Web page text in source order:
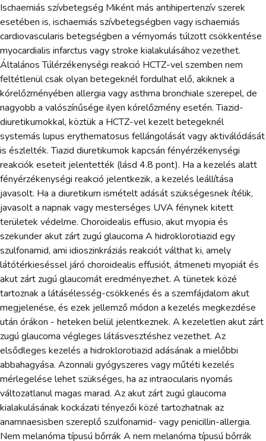
Ischaemiás szívbetegség Miként más antihipertenzív szerek
esetében is, ischaemiás szívbetegségben vagy ischaemiás
cardiovascularis betegségben a vérnyomás túlzott csökkentése
myocardialis infarctus vagy stroke kialakulásához vezethet.
Általános Túlérzékenységi reakció HCTZ-vel szemben nem
feltétlenül csak olyan betegeknél fordulhat elő, akiknek a
kórelőzményében allergia vagy asthma bronchiale szerepel, de
nagyobb a valószínűsége ilyen kórelőzmény esetén. Tiazid-
diuretikumokkal, köztük a HCTZ-vel kezelt betegeknél
systemás lupus erythematosus fellángolását vagy aktiválódását
is észlelték. Tiazid diuretikumok kapcsán fényérzékenységi
reakciók eseteit jelentették (lásd 4.8 pont). Ha a kezelés alatt
fényérzékenységi reakció jelentkezik, a kezelés leállítása
javasolt. Ha a diuretikum ismételt adását szükségesnek ítélik,
javasolt a napnak vagy mesterséges UVA fénynek kitett
területek védelme. Choroidealis effusio, akut myopia és
szekunder akut zárt zugú glaucoma A hidroklorotiazid egy
szulfonamid, ami idioszinkráziás reakciót válthat ki, amely
látótérkieséssel járó choroidealis effusiót, átmeneti myopiát és
akut zárt zugú glaucomát eredményezhet. A tünetek közé
tartoznak a látásélesség-csökkenés és a szemfájdalom akut
megjelenése, és ezek jellemző módon a kezelés megkezdése
után órákon - heteken belül jelentkeznek. A kezeletlen akut zárt
zugú glaucoma végleges látásvesztéshez vezethet. Az
elsődleges kezelés a hidroklorotiazid adásának a mielőbbi
abbahagyása. Azonnali gyógyszeres vagy műtéti kezelés
mérlegelése lehet szükséges, ha az intraocularis nyomás
változatlanul magas marad. Az akut zárt zugú glaucoma
kialakulásának kockázati tényezői közé tartozhatnak az
anamnaesisben szereplő szulfonamid- vagy penicillin-allergia.
Nem melanóma típusú bőrrák A nem melanóma típusú bőrrák